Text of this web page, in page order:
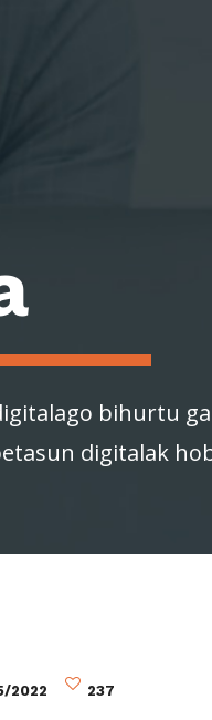
bihurtu
digitalak
2022 237